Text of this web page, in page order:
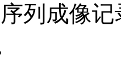
列成像